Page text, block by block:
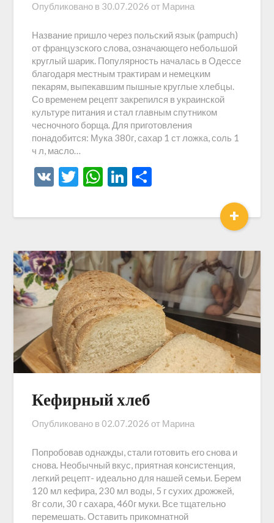
Опубликовано в 30.07.2026 от Марина
Название пришло через польский язык (pampuch)
от французского слова, означающего небольшой
круглый шарик. Популярность началась в Одессе
благодаря местным трактирам и немецким
пекарям, выпекавшим пышные круглые хлебцы.
Со временем рецепт закрепился в украинской
культуре питания и стал главным спутником
чесночного борща. Для приготовления
понадобится: Мука 380г, сахар 1 ст ложка, соль 1
ч л, масло…
VK Twitter
WhatsApp
LinkedIn
+
Кефирный хлеб
Опубликовано в 02.07.2026 от Марина
Попробовав однажды, стали готовить его снова и
снова. Необычный вкус, приятная консистенция,
легкий рецепт- идеально для нашей семьи. Берем
120 мл кефира, 230 мл воды, 5 г сухих дрожжей,
8г соли, 30 г сахара, 460г муки. Все тщательно
перемешать. Оставить прикомнатной